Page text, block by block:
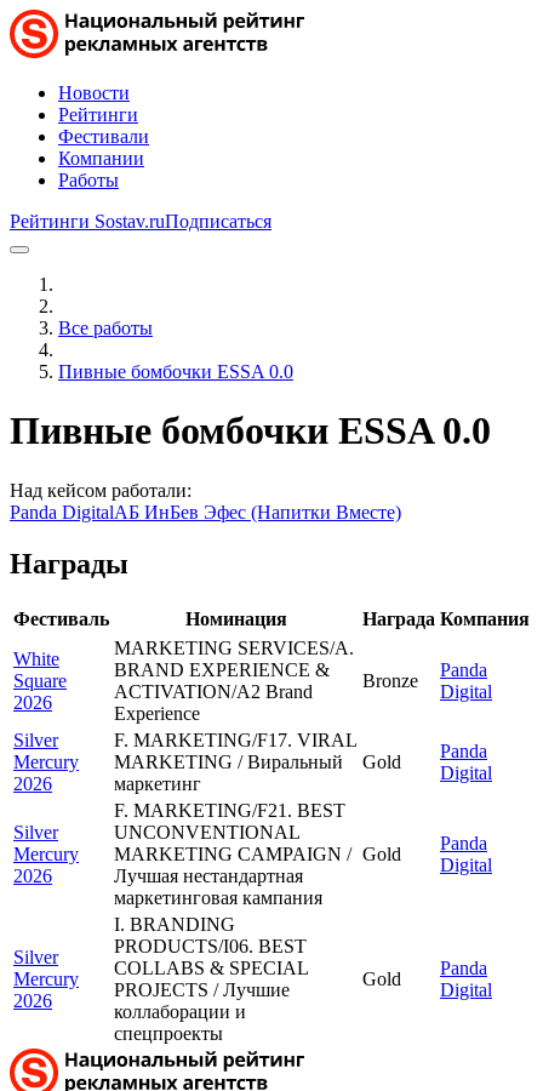
Новости
Рейтинги
Фестивали
Компании
Работы
Рейтинги Sostav.ruПодписаться
Все работы
Пивные бомбочки ESSA 0.0
Пивные бомбочки ESSA 0.0
Над кейсом работали:
Panda DigitalАБ ИнБев Эфес (Напитки Вместе)
Награды
Фестиваль Номинация Награда Компания
White
Square
2026
MARKETING SERVICES/A.
BRAND EXPERIENCE &
ACTIVATION/A2 Brand
Experience
Bronze
Panda
Digital
Silver
Mercury
2026
F. MARKETING/F17. VIRAL
MARKETING / Виральный
маркетинг
Gold
Panda
Digital
Silver
Mercury
2026
F. MARKETING/F21. BEST
UNCONVENTIONAL
MARKETING CAMPAIGN /
Лучшая нестандартная
маркетинговая кампания
Gold
Panda
Digital
Silver
Mercury
2026
I. BRANDING
PRODUCTS/I06. BEST
COLLABS & SPECIAL
PROJECTS / Лучшие
коллаборации и
спецпроекты
Gold
Panda
Digital